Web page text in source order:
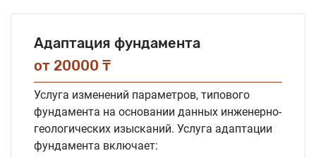
Адаптация фундамента
от 20000 ₸
Услуга изменений параметров, типового
фундамента на основании данных инженерно-
геологических изысканий. Услуга адаптации
фундамента включает: